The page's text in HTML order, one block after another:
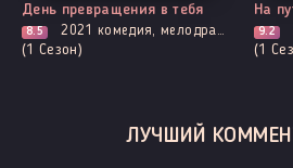
День превращения в тебя
8.5 2021 комедия, мелодрама, романтика, про призраков, демонов и сверхъестественное, фэнтези
(1 Сезон)
На
9.2
(1
ЛУЧШИЙ